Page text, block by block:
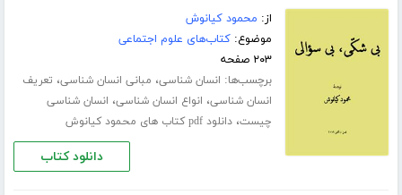
از: محمود کیانوش
موضوع:کتاب‌های علوم اجتماعی
۲۰۳ صفحه
برچسب‌ها: انسان شناسی، مبانی انسان شناسی، تعریف
انسان شناسی، انواع انسان شناسی، انسان شناسی
چیست،دانلود pdf کتاب های محمود کیانوش
دانلود کتاب